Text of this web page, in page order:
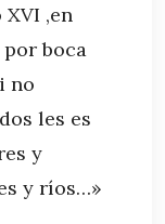
,en
boca
no
les es
y
y ríos…»